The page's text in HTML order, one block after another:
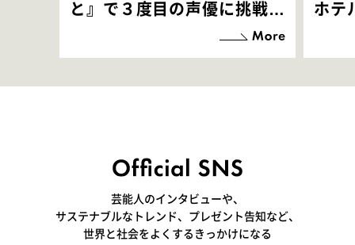
と』で３度目の声優に挑戦！
「お邪魔させてもらっている
感覚ですが､お芝居に没頭で
ホテ
芸能人のインタビューや、
サステナブルなトレンド、プレゼント告知など、
世界と社会をよくするきっかけになる